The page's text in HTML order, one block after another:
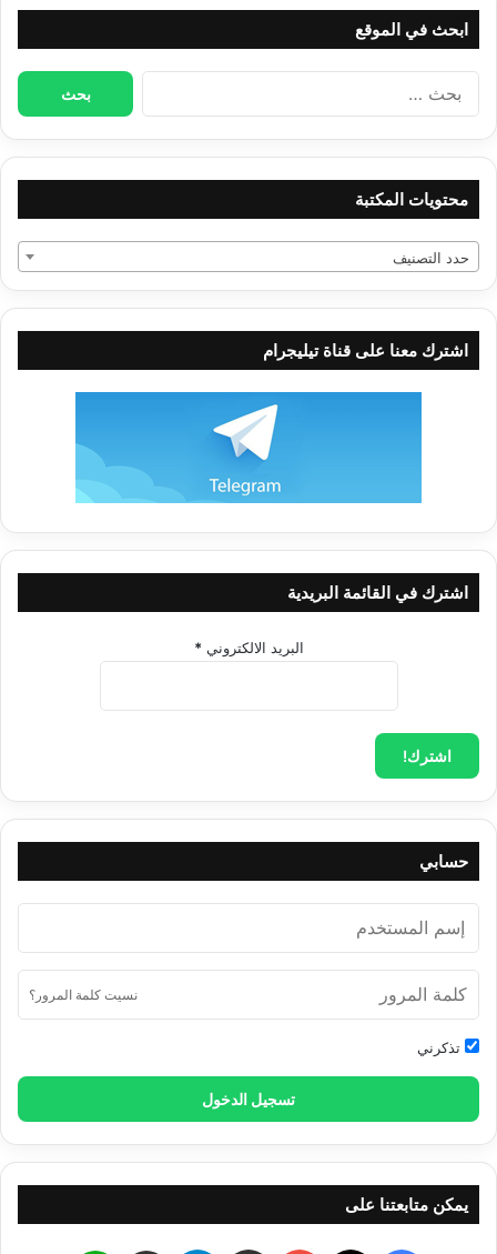
ابحث في الموقع
البحث
محتويات المكتبة
حدد التصنيف
اشترك معنا على قناة تيليجرام
اشترك في القائمة البريدية
البريد الالكتروني *
حسابي
نسيت كلمة المرور؟
تذكرني
تسجيل الدخول
يمكن متابعتنا على